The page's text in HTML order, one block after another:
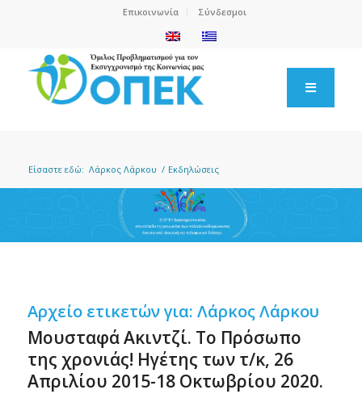
Επικοινωνία Σύνδεσμοι
Είσαστε εδώ: Λάρκος Λάρκου / Εκδηλώσεις
Αρχείο ετικετών για: Λάρκος Λάρκου
Μουσταφά Ακιντζί. Το Πρόσωπο
της χρονιάς! Ηγέτης των τ/κ, 26
Απριλίου 2015-18 Οκτωβρίου 2020.